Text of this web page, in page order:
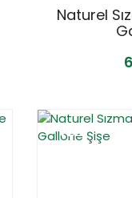
Naturel
YENİ